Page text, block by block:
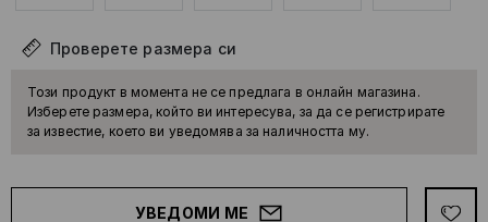
Проверете размера си
Този продукт в момента не се предлага в онлайн магазина.
Изберете размера, който ви интересува, за да се регистрирате
за известие, което ви уведомява за наличността му.
УВЕДОМИ МЕ